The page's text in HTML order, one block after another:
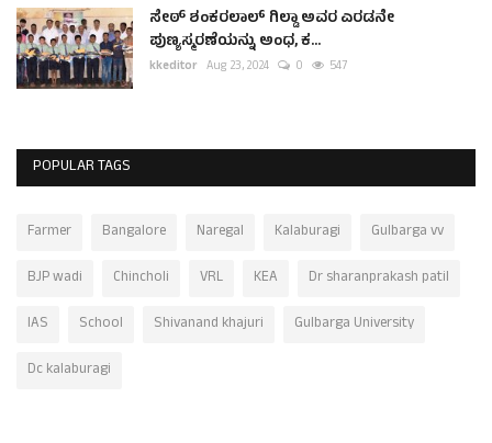
ಸೇಠ್ ಶಂಕರಲಾಲ್ ಗಿಲ್ಡಾ ಅವರ ಎರಡನೇ
ಪುಣ್ಯಸ್ಮರಣೆಯನ್ನು ಅಂಧ, ಕ...
kkeditor Aug 23, 2024 0 547
POPULAR TAGS
Farmer Bangalore Naregal Kalaburagi
Gulbarga vv
BJP wadi
Chincholi VRL KEA
Dr sharanprakash patil
IAS
School Shivanand khajuri
Gulbarga University
Dc kalaburagi